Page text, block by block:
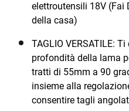
Mantieni pulito il tuo
sistema di estrazione
integrata. La lama TCT a
precisi e di alta qualità,
bordo macchina rende i
Progettata per comfort e
ergonomica e il grilletto a
elettroutensili 18V (Fai
della casa)
TAGLIO VERSATILE:
profondità della lama
tratti di 55mm a 90
insieme alla
consentire tagli